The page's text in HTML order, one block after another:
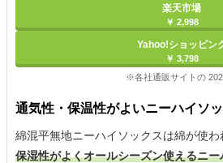
楽天市場
￥ 2,998
Yahoo!ショッピン
￥ 3,798
※各社通販サイトの
通気性・保温性がよいニーハイソ
綿混平無地ニーハイソックスは綿が使わ
保湿性がよくオールシーズン使えるニ